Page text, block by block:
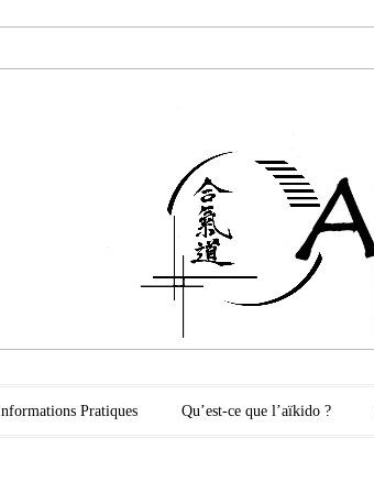
Pratiques Qu’est-ce que l’aïkido ?